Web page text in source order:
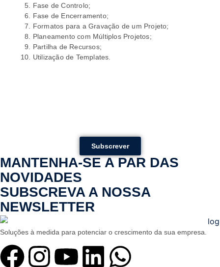
Fase de Controlo;
Fase de Encerramento;
Formatos para a Gravação de um Projeto;
Planeamento com Múltiplos Projetos;
Partilha de Recursos;
Utilização de Templates.
Subscrever
MANTENHA-SE A PAR DAS
NOVIDADES
SUBSCREVA A NOSSA
NEWSLETTER
Soluções à medida para potenciar o crescimento da sua empresa.